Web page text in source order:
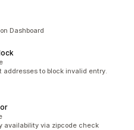
Dashboard
to block invalid entry.
availability via zipcode check